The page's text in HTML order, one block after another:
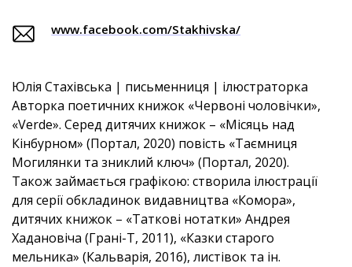
www.facebook.com/Stakhivska/
Юлія Стахівська | письменниця | ілюстраторка
Авторка поетичних книжок «Червоні чоловічки»,
«Verde». Серед дитячих книжок – «Місяць над
Кінбурном» (Портал, 2020) повість «Таємниця
Могилянки та зниклий ключ» (Портал, 2020).
Також займається графікою: створила ілюстрації
для серії обкладинок видавництва «Комора»,
дитячих книжок – «Таткові нотатки» Андрея
Хадановіча (Грані-Т, 2011), «Казки старого
мельника» (Кальварія, 2016), листівок та ін.